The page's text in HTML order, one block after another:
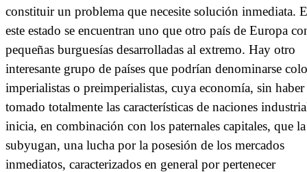
constituir un problema que necesite solución inmediata.
este estado se encuentran uno que otro país de Europa
pequeñas burguesías desarrolladas al extremo. Hay otro
interesante grupo de países que podrían denominarse
imperialistas o preimperialistas, cuya economía, sin haber
tomado totalmente las características de naciones
inicia, en combinación con los paternales capitales, que la
subyugan, una lucha por la posesión de los mercados
inmediatos, caracterizados en general por pertenecer